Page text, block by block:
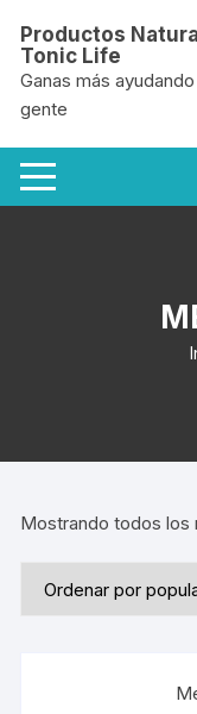
contenido
Productos
Tonic Life
Ganas más
gente
Mostrando todos los